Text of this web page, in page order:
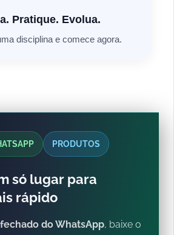
Pratique. Evolua.
disciplina e comece agora.
PRODUTOS
só lugar para
rápido
do WhatsApp, baixe o